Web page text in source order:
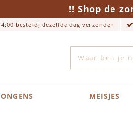
!! Shop de
besteld, dezelfde dag verzonden
MEISJES